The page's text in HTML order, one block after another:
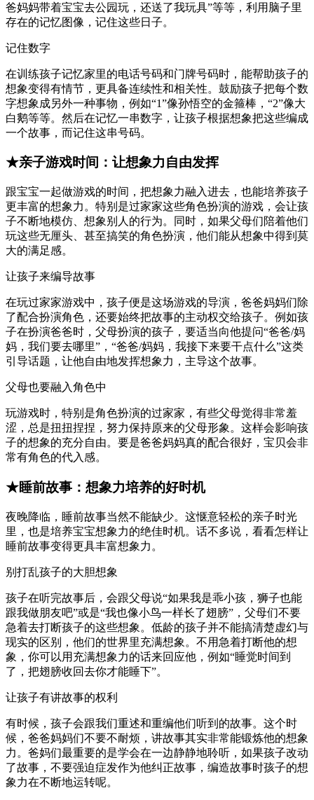
爸妈妈带着宝宝去公园玩，还送了我玩具”等等，利用脑子里
存在的记忆图像，记住这些日子。
记住数字
在训练孩子记忆家里的电话号码和门牌号码时，能帮助孩子的
想象变得有情节，更具备连续性和相关性。鼓励孩子把每个数
字想象成另外一种事物，例如“1”像孙悟空的金箍棒，“2”像大
白鹅等等。然后在记忆一串数字，让孩子根据想象把这些编成
一个故事，而记住这串号码。
★亲子游戏时间：让想象力自由发挥
跟宝宝一起做游戏的时间，把想象力融入进去，也能培养孩子
更丰富的想象力。特别是过家家这些角色扮演的游戏，会让孩
子不断地模仿、想象别人的行为。同时，如果父母们陪着他们
玩这些无厘头、甚至搞笑的角色扮演，他们能从想象中得到莫
大的满足感。
让孩子来编导故事
在玩过家家游戏中，孩子便是这场游戏的导演，爸爸妈妈们除
了配合扮演角色，还要始终把故事的主动权交给孩子。例如孩
子在扮演爸爸时，父母扮演的孩子，要适当向他提问“爸爸/妈
妈，我们要去哪里”，“爸爸/妈妈，我接下来要干点什么”这类
引导话题，让他自由地发挥想象力，主导这个故事。
父母也要融入角色中
玩游戏时，特别是角色扮演的过家家，有些父母觉得非常羞
涩，总是扭扭捏捏，努力保持原来的父母形象。这样会影响孩
子的想象的充分自由。要是爸爸妈妈真的配合很好，宝贝会非
常有角色的代入感。
★睡前故事：想象力培养的好时机
夜晚降临，睡前故事当然不能缺少。这惬意轻松的亲子时光
里，也是培养宝宝想象力的绝佳时机。话不多说，看看怎样让
睡前故事变得更具丰富想象力。
别打乱孩子的大胆想象
孩子在听完故事后，会跟父母说“如果我是乖小孩，狮子也能
跟我做朋友吧”或是“我也像小鸟一样长了翅膀”，父母们不要
急着去打断孩子的这些想象。低龄的孩子并不能搞清楚虚幻与
现实的区别，他们的世界里充满想象。不用急着打断他的想
象，你可以用充满想象力的话来回应他，例如“睡觉时间到
了，把翅膀收回去你才能睡下”。
让孩子有讲故事的权利
有时候，孩子会跟我们重述和重编他们听到的故事。这个时
候，爸爸妈妈们不要不耐烦，讲故事其实非常能锻炼他的想象
力。爸妈们最重要的是学会在一边静静地聆听，如果孩子改动
了故事，不要强迫症发作为他纠正故事，编造故事时孩子的想
象力在不断地运转呢。